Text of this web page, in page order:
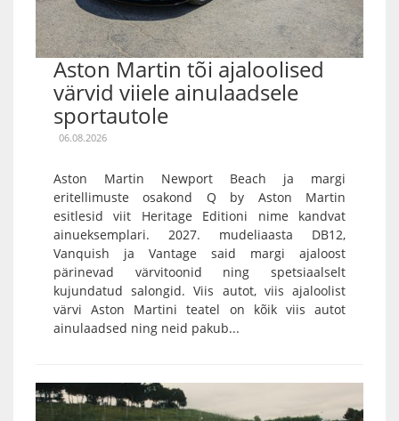
Aston Martin tõi ajaloolised
värvid viiele ainulaadsele
sportautole
06.08.2026
Aston Martin Newport Beach ja margi
eritellimuste osakond Q by Aston Martin
esitlesid viit Heritage Editioni nime kandvat
ainueksemplari. 2027. mudeliaasta DB12,
Vanquish ja Vantage said margi ajaloost
pärinevad värvitoonid ning spetsiaalselt
kujundatud salongid. Viis autot, viis ajaloolist
värvi Aston Martini teatel on kõik viis autot
ainulaadsed ning neid pakub...